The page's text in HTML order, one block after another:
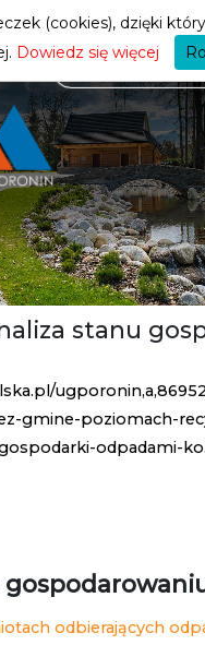
odbierających
stanu
gmine-poziomach-
odpadami-
(cookies), dzięki
Dowiedz się więcej